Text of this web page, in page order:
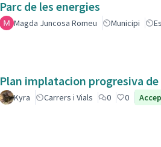
Parc de les energies
Magda Juncosa Romeu Municipi
Plan implatacion progresiva
Kyra Carrers i Vials 0 0